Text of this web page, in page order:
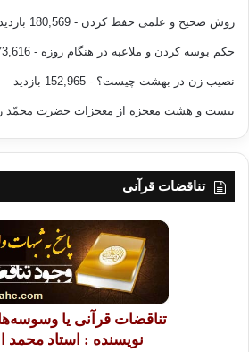
روش صحیح و علمی حفظ کردن - 180,569 بازدید
حکم بوسه کردن و ملاعبه در هنگام روزه - 173,616 بازدید
نصیب زن در بهشت چیست؟ - 152,965 بازدید
بیست و هشت معجزه از معجزات حضرت محمّد
تناقضات قرآنی
تناقضات قرآنی یا
نویسنده : استاد محمد